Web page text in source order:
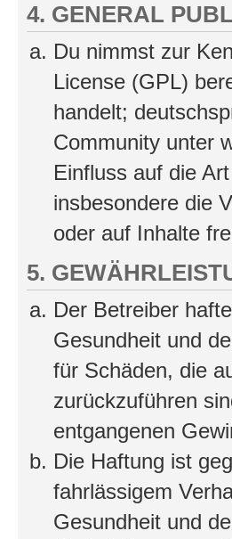
4. GENERAL
Du nimmst zur
License (GPL)
handelt;
Community unter
Einfluss auf die
insbesondere die
oder auf Inhalte
5.
Der Betreiber
Gesundheit und
für Schäden, die
zurückzuführen
entgangenen
Die Haftung ist
fahrlässigem
Gesundheit und